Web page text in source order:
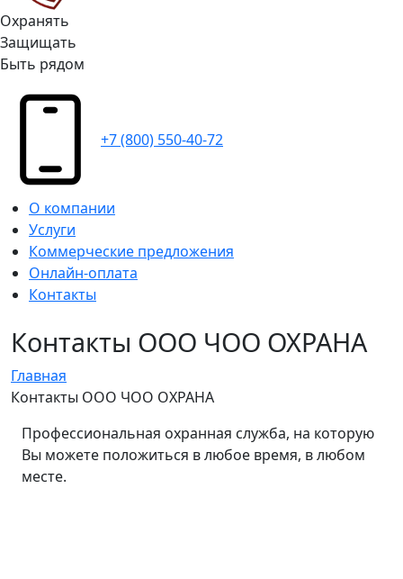
Охранять
Защищать
Быть рядом
+7 (800) 550-40-72
О компании
Услуги
Коммерческие предложения
Онлайн-оплата
Контакты
Контакты ООО ЧОО ОХРАНА
Главная
Контакты ООО ЧОО ОХРАНА
Профессиональная охранная служба, на которую
Вы можете положиться в любое время, в любом
месте.